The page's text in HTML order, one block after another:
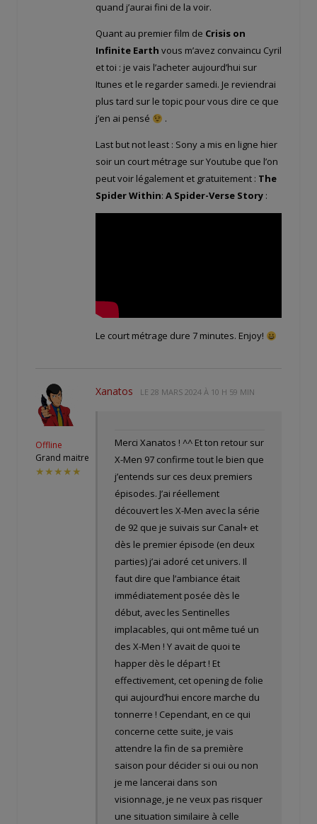
quand j’aurai fini de la voir.
Quant au premier film de Crisis on
Infinite Earth vous m’avez convaincu Cyril
et toi : je vais l’acheter aujourd’hui sur
Itunes et le regarder samedi. Je reviendrai
plus tard sur le topic pour vous dire ce que
j’en ai pensé
.
Last but not least : Sony a mis en ligne hier
soir un court métrage sur Youtube que l’on
peut voir légalement et gratuitement : The
Spider Within: A Spider-Verse Story :
Le court métrage dure 7 minutes. Enjoy!
Offline
Grand maitre
★★★★★
Xanatos LE 28 MARS 2024 À 10 H 59 MIN
Merci Xanatos ! ^^ Et ton retour sur
X-Men 97 confirme tout le bien que
j’entends sur ces deux premiers
épisodes. J’ai réellement
découvert les X-Men avec la série
de 92 que je suivais sur Canal+ et
dès le premier épisode (en deux
parties) j’ai adoré cet univers. Il
faut dire que l’ambiance était
immédiatement posée dès le
début, avec les Sentinelles
implacables, qui ont même tué un
des X-Men ! Y avait de quoi te
happer dès le départ ! Et
effectivement, cet opening de folie
qui aujourd’hui encore marche du
tonnerre ! Cependant, en ce qui
concerne cette suite, je vais
attendre la fin de sa première
saison pour décider si oui ou non
je me lancerai dans son
visionnage, je ne veux pas risquer
une situation similaire à celle